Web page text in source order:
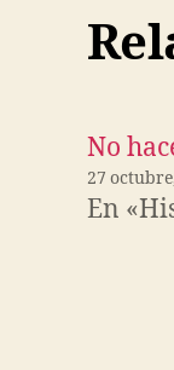
No
27
En